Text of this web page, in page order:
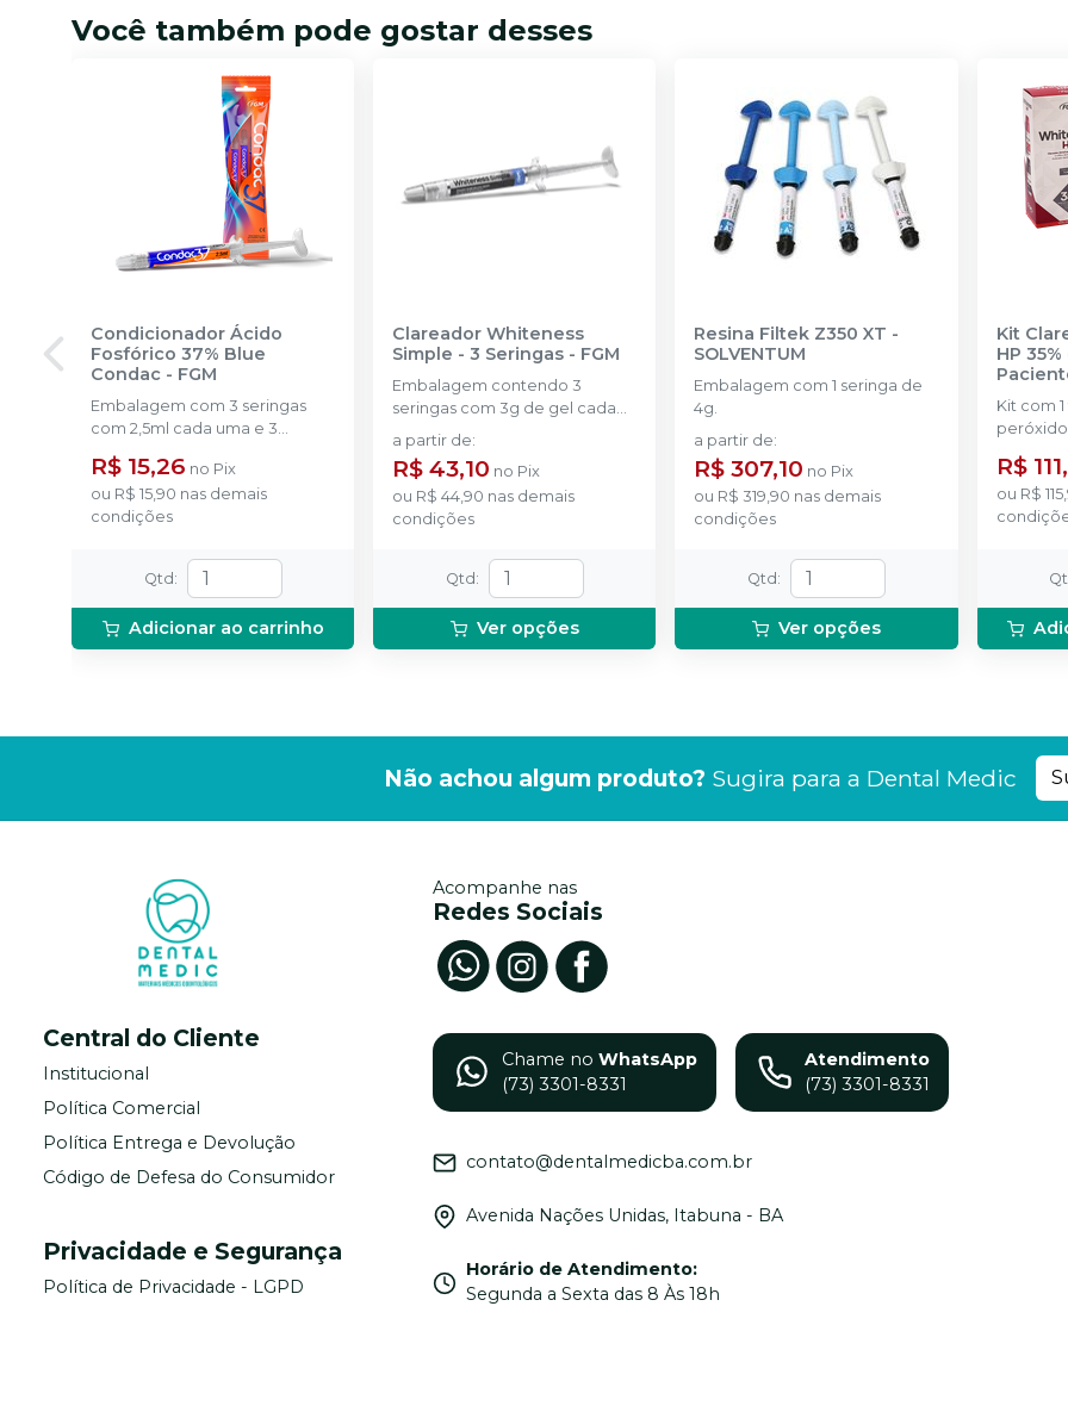
Você também pode gostar desses
Condicionador Ácido
Fosfórico 37% Blue
Condac - FGM
Embalagem com 3 seringas
com 2,5ml cada uma e 3
ponteiras para aplicação.
R$ 15,26 no Pix
ou R$ 15,90 nas demais
condições
Qtd :
Adicionar ao carrinho
Clareador Whiteness
Simple - 3 Seringas - FGM
Embalagem contendo 3
seringas com 3g de gel cada
a partir de:
R$ 43,10 no Pix
ou R$ 44,90 nas demais
condições
Qtd :
Ver opções
Resina Filtek Z350 XT -
SOLVENTUM
Embalagem com 1 seringa de
4g.
a partir de:
R$ 307,10 no Pix
ou R$ 319,90 nas demais
condições
Qtd :
Ver opções
Kit
HP
Kit com
de
2g de
preparo
com 2g.
R$
ou R$
Não achou algum produto? Sugira para a Dental Medic
Central do Cliente
Institucional
Política Comercial
Política Entrega e Devolução
Código de Defesa do Consumidor
Privacidade e Segurança
Política de Privacidade - LGPD
Acompanhe nas
Redes Sociais
Chame no WhatsApp
(73) 3301-8331
Atendimento
(73) 3301-8331
contato@dentalmedicba.com.br
Avenida Nações Unidas, Itabuna - BA
Horário de Atendimento:
Segunda a Sexta das 8 Às 18h